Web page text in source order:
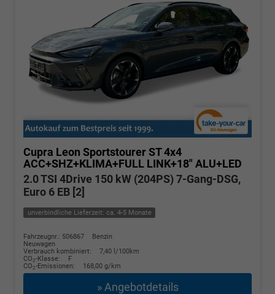
Cupra Leon SportstourerST 4x4
ACC+SHZ+KLIMA+FULL LINK+18" ALU+LED
2.0 TSI 4Drive 150 kW (204PS) 7-Gang-DSG,
Euro 6 EB [2]
unverbindliche Lieferzeit: ca. 4-5 Monate
Fahrzeugnr.: 506867
Benzin
Neuwagen
Verbrauch kombiniert:
7,40 l/100km
CO2-Klasse:
F
CO2-Emissionen: 168,00 g/km
» Angebotdetails